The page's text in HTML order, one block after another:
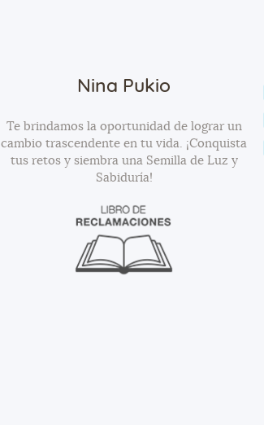
Nina Pukio
Te brindamos la oportunidad de lograr un
cambio trascendente en tu vida. ¡Conquista
tus retos y siembra una Semilla de Luz y
Sabiduría!